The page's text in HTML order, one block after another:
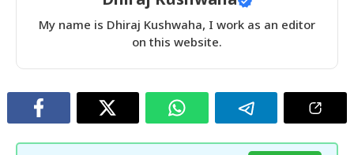
My name is Dhiraj Kushwaha, I work as an editor
on this website.